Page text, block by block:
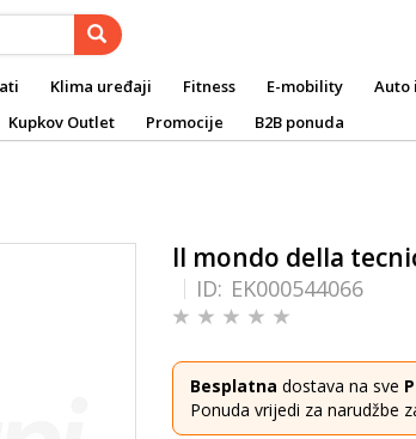
Klima uređaji Fitness E-mobility
Auto
Kupkov Outlet Promocije B2B ponuda
Il mondo della
ID: EK000544066
Besplatna dostava na sve
Ponuda vrijedi za narudžbe